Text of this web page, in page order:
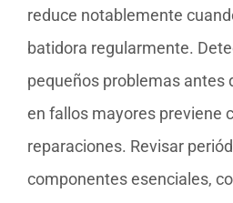
reduce notablemente
batidora regularmente.
pequeños problemas antes
en fallos mayores previene
reparaciones. Revisar
componentes esenciales,